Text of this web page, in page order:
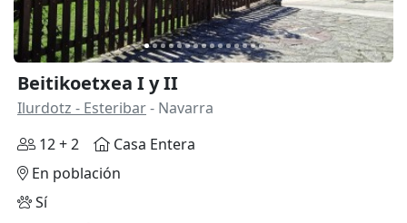
Beitikoetxea I y II
Ilurdotz - Esteribar- Navarra
12 + 2
Casa Entera
En población
Sí